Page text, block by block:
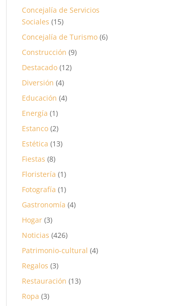
Concejalía de Servicios
Sociales (15)
Concejalía de Turismo (6)
Construcción (9)
Destacado (12)
Diversión (4)
Educación (4)
Energía (1)
Estanco (2)
Estética (13)
Fiestas (8)
Floristería (1)
Fotografía (1)
Gastronomía (4)
Hogar (3)
Noticias (426)
Patrimonio-cultural (4)
Regalos (3)
Restauración (13)
Ropa (3)